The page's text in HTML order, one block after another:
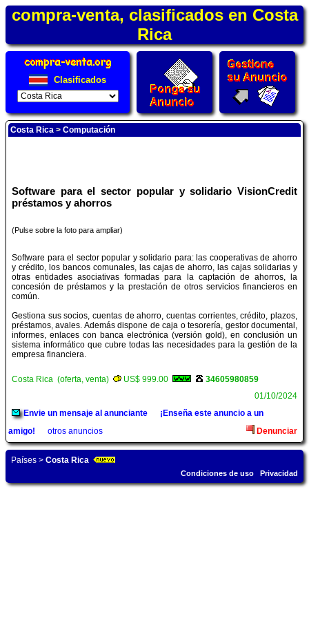
compra-venta, clasificados en Costa
Rica
Clasificados
Costa Rica > Computación
Software para el sector popular y solidario VisionCredit
préstamos y ahorros
(Pulse sobre la foto para ampliar)
Software para el sector popular y solidario para: las cooperativas de ahorro
y crédito, los bancos comunales, las cajas de ahorro, las cajas solidarias y
otras entidades asociativas formadas para la captación de ahorros, la
concesión de préstamos y la prestación de otros servicios financieros en
común.
Gestiona sus socios, cuentas de ahorro, cuentas corrientes, crédito, plazos,
préstamos, avales. Además dispone de caja o tesorería, gestor documental,
informes, enlaces con banca electrónica (versión gold), en conclusión un
sistema informático que cubre todas las necesidades para la gestión de la
empresa financiera.
Costa Rica (oferta, venta) US$ 999.00
34605980859
01/10/2024
Envie un mensaje al anunciante
¡Enseña este anuncio a un
amigo!
otros anuncios Denunciar
Países > Costa Rica
Condiciones de uso Privacidad